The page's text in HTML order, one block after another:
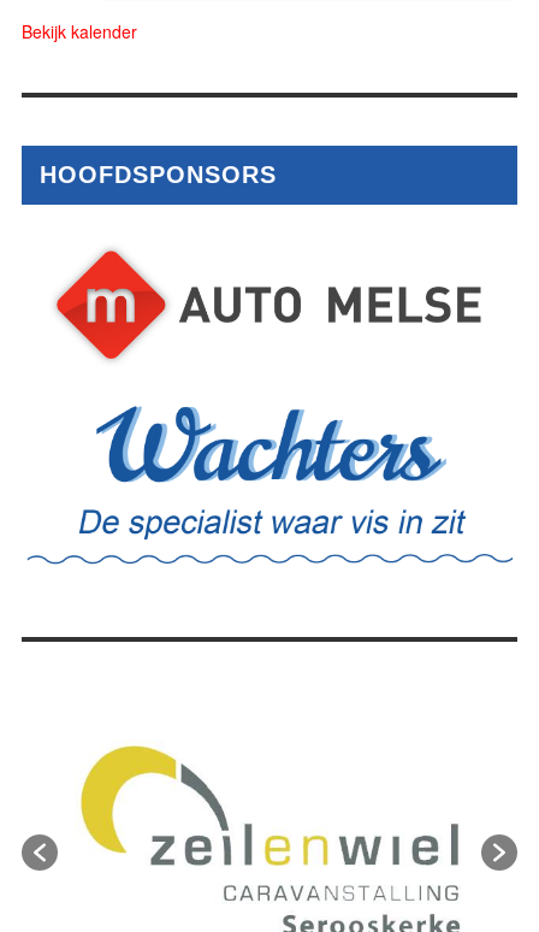
Bekijk kalender
HOOFDSPONSORS